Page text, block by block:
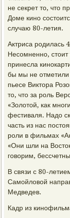
не секрет то, что
Доме кино
случаю 80-летия.
Актриса родилась
Несомненно, стоит
принесла
бы мы не отметили
пьесе Виктора
то, что за роль
«Золотой, как
фестиваля. Надо
часть из нас
роли в фильмах
«Они шли на
говорим,
В связи с 80-
Самойловой
Медведев.
Кадр из